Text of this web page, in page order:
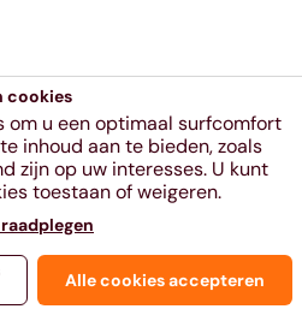
cookies
om u een optimaal surfcomfort
inhoud aan te bieden, zoals
zijn op uw interesses. U kunt
toestaan of weigeren.
Alle cookies accepteren